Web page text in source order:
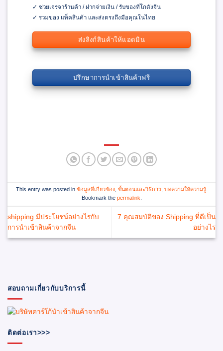
✓ ช่วยเจรจาร้านค้า / ฝากจ่ายเงิน / รับของที่โกดังจีน
✓ รวมของ แพ็คสินค้า และส่งตรงถึงมือคุณในไทย
ส่งลิงก์สินค้าให้แอดมิน
ปรึกษาการนำเข้าสินค้าฟรี
This entry was posted in ข้อมูลที่เกี่ยวข้อง, ขั้นตอนและวิธีการ, บทความให้ความรู้.
Bookmark the permalink
shipping มีประโยชน์อย่างไรกับ
การนำเข้าสินค้าจากจีน
7 คุณสมบัติของ Shipping ที่ดีเป็น
อย่างไร
สอบถามเกี่ยวกับบริการนี้
ติดต่อเรา>>>